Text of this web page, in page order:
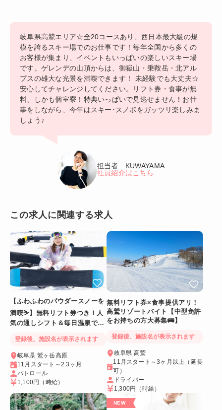
岐阜県高鷲エリア☆全20コースあり、西日本最大級の規
模を誇るスキー場でのお仕事です！毎年全国から多くの
お客様が集まり、イベントもいっぱいの楽しいスキー場
です。ゲレンデの山頂からは、御嶽山・乗鞍岳・北アル
プスの雄大な光景を満喫できます！ 未経験でも大丈夫☆
安心してチャレンジしてください。リフト券・食事が無
料、しかも個室寮！特典いっぱいで見逃せません！お仕
事をしながら、今年はスキー･スノボをガッツリ楽しみま
しょう♪
担当者 KUWAYAMA
社員紹介はこちら
この求人に関連する求人
【ふわふわのパウダースノーを
満喫⛷️】無料リフト券つき！人
気の通しシフト＆毎日温泉でリ
登録後、施設名が表示されます
岐阜県 鷲ヶ岳高原
11月スタート～2.3ヶ月
パトロール
1,100円
（時給）
無料リフト券×食事提供アリ！
高鷲リゾートバイト【中型免許
をお持ちの方大募集🚌】
登録後、施設名が表示されます
岐阜県 高鷲
11月スタート～3ヶ月以上（延長
可）
ドライバー
1,300円
（時給）